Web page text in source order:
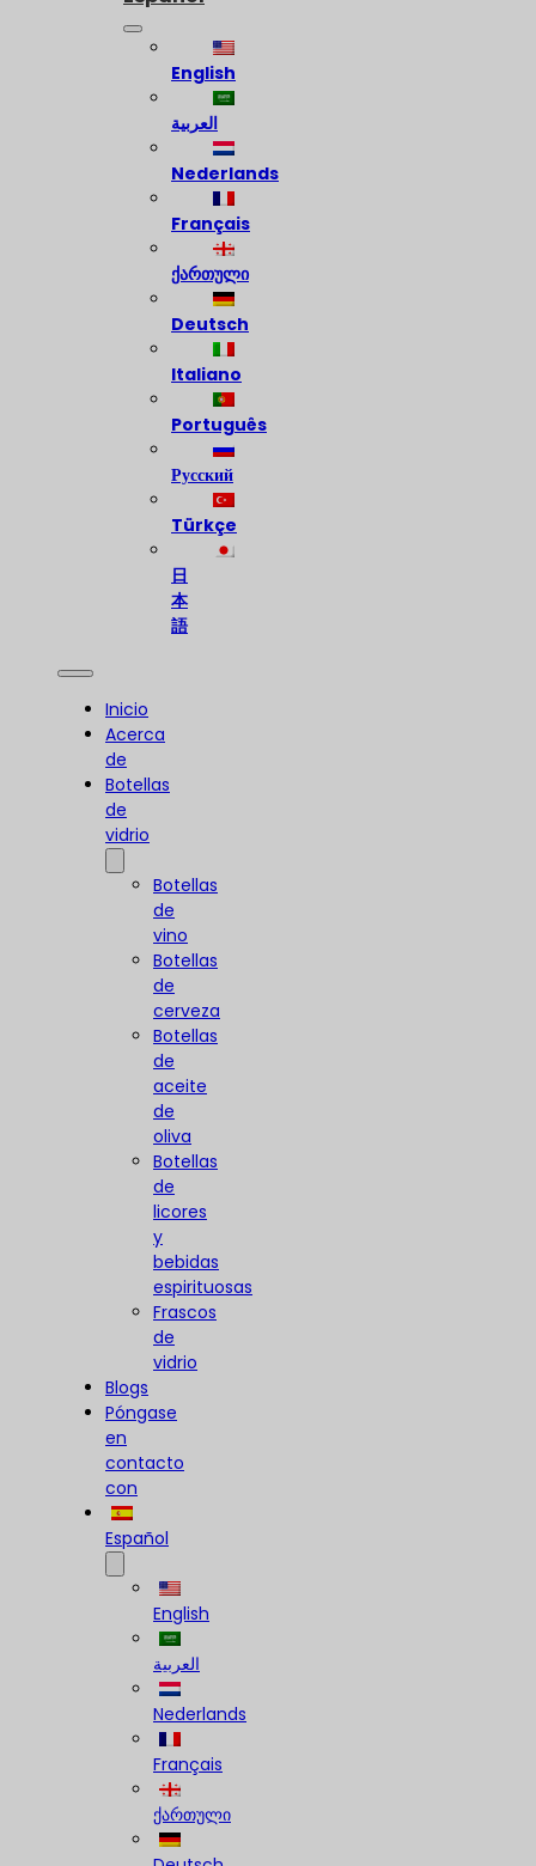
English
العربية
Nederlands
Français
ქართული
Deutsch
Italiano
Português
Русский
Türkçe
日
本
語
Inicio
Acerca
de
Botellas
de
vidrio
Botellas
de
vino
Botellas
de
cerveza
Botellas
de
aceite
de
oliva
Botellas
de
licores
y
bebidas
espirituosas
Frascos
de
vidrio
Blogs
Póngase
en
contacto
con
Español
English
العربية
Nederlands
Français
ქართული